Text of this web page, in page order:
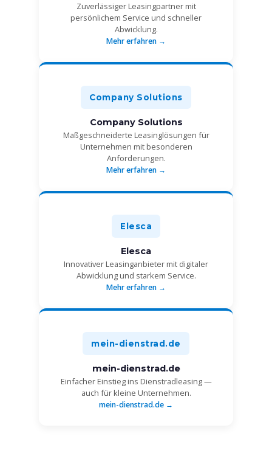
Zuverlässiger Leasingpartner mit
persönlichem Service und schneller
Abwicklung.
Mehr erfahren →
Company Solutions
Company Solutions
Maßgeschneiderte Leasinglösungen für
Unternehmen mit besonderen
Anforderungen.
Mehr erfahren →
Elesca
Elesca
Innovativer Leasinganbieter mit digitaler
Abwicklung und starkem Service.
Mehr erfahren →
mein-dienstrad.de
mein-dienstrad.de
Einfacher Einstieg ins Dienstradleasing —
auch für kleine Unternehmen.
mein-dienstrad.de →